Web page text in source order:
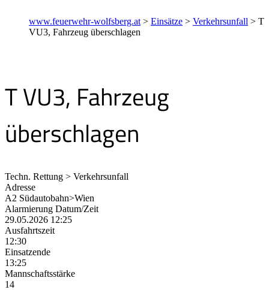
www.feuerwehr-wolfsberg.at > Einsätze > Verkehrsunfall > T
VU3, Fahrzeug überschlagen
T VU3, Fahrzeug
überschlagen
Techn. Rettung > Verkehrsunfall
Adresse
A2 Südautobahn>Wien
Alarmierung Datum/Zeit
29.05.2026 12:25
Ausfahrtszeit
12:30
Einsatzende
13:25
Mannschaftsstärke
14